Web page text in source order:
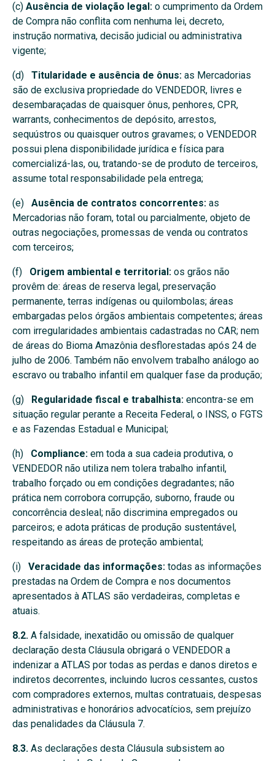
(c) Ausência de violação legal: o cumprimento da Ordem
de Compra não conflita com nenhuma lei, decreto,
instrução normativa, decisão judicial ou administrativa
vigente;
(d) Titularidade e ausência de ônus: as Mercadorias
são de exclusiva propriedade do VENDEDOR, livres e
desembaraçadas de quaisquer ônus, penhores, CPR,
warrants, conhecimentos de depósito, arrestos,
sequústros ou quaisquer outros gravames; o VENDEDOR
possui plena disponibilidade jurídica e física para
comercializá-las, ou, tratando-se de produto de terceiros,
assume total responsabilidade pela entrega;
(e) Ausência de contratos concorrentes: as
Mercadorias não foram, total ou parcialmente, objeto de
outras negociações, promessas de venda ou contratos
com terceiros;
(f) Origem ambiental e territorial: os grãos não
provêm de: áreas de reserva legal, preservação
permanente, terras indígenas ou quilombolas; áreas
embargadas pelos órgãos ambientais competentes; áreas
com irregularidades ambientais cadastradas no CAR; nem
de áreas do Bioma Amazônia desflorestadas após 24 de
julho de 2006. Também não envolvem trabalho análogo ao
escravo ou trabalho infantil em qualquer fase da produção;
(g) Regularidade fiscal e trabalhista: encontra-se em
situação regular perante a Receita Federal, o INSS, o FGTS
e as Fazendas Estadual e Municipal;
(h) Compliance: em toda a sua cadeia produtiva, o
VENDEDOR não utiliza nem tolera trabalho infantil,
trabalho forçado ou em condições degradantes; não
prática nem corrobora corrupção, suborno, fraude ou
concorrência desleal; não discrimina empregados ou
parceiros; e adota práticas de produção sustentável,
respeitando as áreas de proteção ambiental;
(i) Veracidade das informações: todas as informações
prestadas na Ordem de Compra e nos documentos
apresentados à ATLAS são verdadeiras, completas e
atuais.
8.2. A falsidade, inexatidão ou omissão de qualquer
declaração desta Cláusula obrigará o VENDEDOR a
indenizar a ATLAS por todas as perdas e danos diretos e
indiretos decorrentes, incluindo lucros cessantes, custos
com compradores externos, multas contratuais, despesas
administrativas e honorários advocatícios, sem prejuízo
das penalidades da Cláusula 7.
8.3. As declarações desta Cláusula subsistem ao